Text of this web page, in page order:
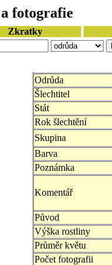
fotografie
Zkratky
Odrůda
Šlechtitel
Stát
Rok šlechtění
Skupina
Barva
Poznámka
Komentář
Původ
Výška rostliny
Průměr květu
Počet fotografii